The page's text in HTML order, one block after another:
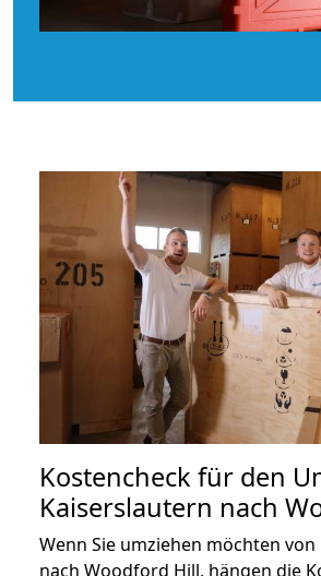
Kostencheck für den
Kaiserslautern nach
Wenn Sie umziehen möchten
nach Woodford Hill, hängen die